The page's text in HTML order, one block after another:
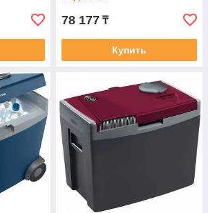
78 177 ₸
Купить